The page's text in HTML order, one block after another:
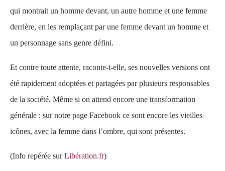
qui montrait un homme devant, un autre homme et une femme
derrière, en les remplaçant par une femme devant un homme et
un personnage sans genre défini.
Et contre toute attente, raconte-t-elle, ses nouvelles versions ont
été rapidement adoptées et partagées par plusieurs responsables
de la société. Même si on attend encore une transformation
générale : sur notre page Facebook ce sont encore les vieilles
icônes, avec la femme dans l’ombre, qui sont présentes.
(Info repérée surLibération.fr)